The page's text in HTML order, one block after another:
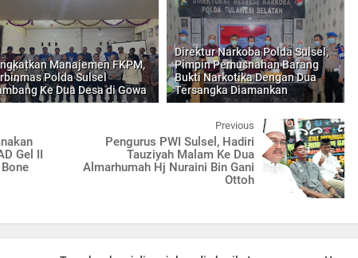
Manajemen FKPM,
Polda Sulsel
Ke Dua Desa di Gowa
Direktur Narkoba Polda Sulsel,
Pimpin Pemusnahan Barang
Bukti Narkotika Dengan Dua
Tersangka Diamankan
Gel II
Previous
Pengurus PWI Sulsel, Hadiri
Tauziyah Malam Ke Dua
Almarhumah Hj Nuraini Bin Gani
Ottoh